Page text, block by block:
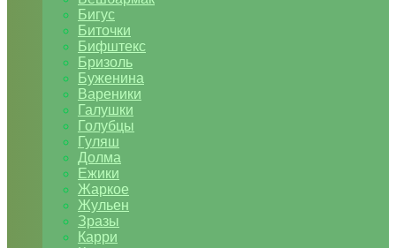
Бигус
Биточки
Бифштекс
Бризоль
Буженина
Вареники
Галушки
Голубцы
Гуляш
Долма
Ежики
Жаркое
Жульен
Зразы
Карри